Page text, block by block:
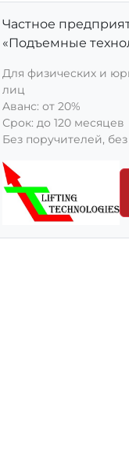
Частное
«Подъемные
Для физических и
лиц
Aванс: от 20%
Срок: до 120 месяцев
Без поручителей, без